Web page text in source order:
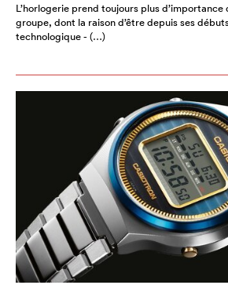
L’horlogerie prend toujours plus
groupe, dont la raison d’être depuis ses
technologique - (…)